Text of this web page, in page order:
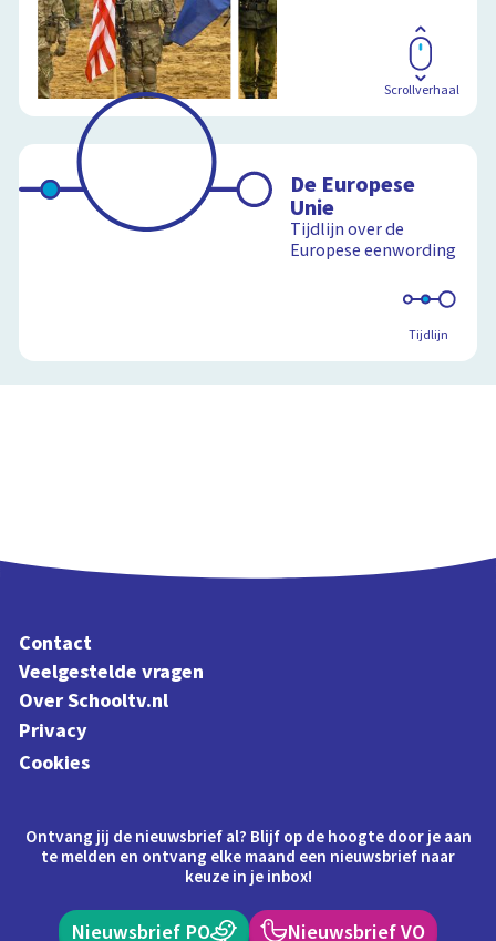
Scrollverhaal
De Europese
Unie
Tijdlijn over de
Europese eenwording
Tijdlijn
Contact
Veelgestelde vragen
Over Schooltv.nl
Privacy
Cookies
Ontvang jij de nieuwsbrief al? Blijf op de hoogte door je aan
te melden en ontvang elke maand een nieuwsbrief naar
keuze in je inbox!
Nieuwsbrief PO Nieuwsbrief VO